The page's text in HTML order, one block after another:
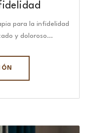
para la infidelidad
y doloroso…